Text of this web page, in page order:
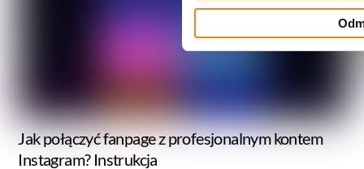
Jak połączyć fanpage z profesjonalnym kontem
Instagram? Instrukcja